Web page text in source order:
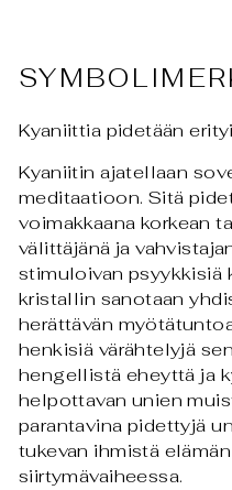
Kyaniittia pidetään
Kyaniitin ajatellaan
meditaatioon. Sitä
voimakkaana korkean
välittäjänä ja
stimuloivan psyykkisiä
kristallin sanotaan
herättävän
henkisiä värähtelyjä
hengellistä eheyttä ja
helpottavan unien
parantavina pidettyjä
tukevan ihmistä
siirtymävaiheessa.